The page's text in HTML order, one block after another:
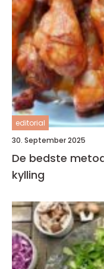
editorial
30. September 2025
De bedste
kylling